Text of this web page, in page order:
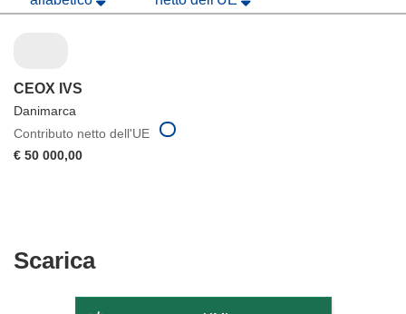
CEOX IVS
Danimarca
Contributo netto dell'UE
€ 50 000,00
ScaricaScarica